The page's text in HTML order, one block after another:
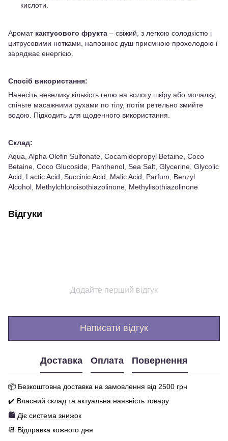
кислоти.
Аромат кактусового фрукта – свіжий, з легкою солодкістю і
цитрусовими нотками, наповнює душ приємною прохолодою і
заряджає енергією.
Спосіб використання:
Нанесіть невелику кількість гелю на вологу шкіру або мочалку,
спіньте масажними рухами по тілу, потім ретельно змийте
водою. Підходить для щоденного використання.
Склад:
Aqua, Alpha Olefin Sulfonate, Cocamidopropyl Betaine, Coco
Betaine, Coco Glucoside, Panthenol, Sea Salt, Glycerine, Glycolic
Acid, Lactic Acid, Succinic Acid, Malic Acid, Parfum, Benzyl
Alcohol, Methylchloroisothiazolinone, Methylisothiazolinone
Відгуки
Додайте перший відгук
Написати відгук
Доставка Оплата Повернення
📦 Безкоштовна доставка на замовлення від 2500 грн
✔️ Власний склад та актуальна наявність товару
🛍️ Діє система знижок
📆 Відправка кожного дня